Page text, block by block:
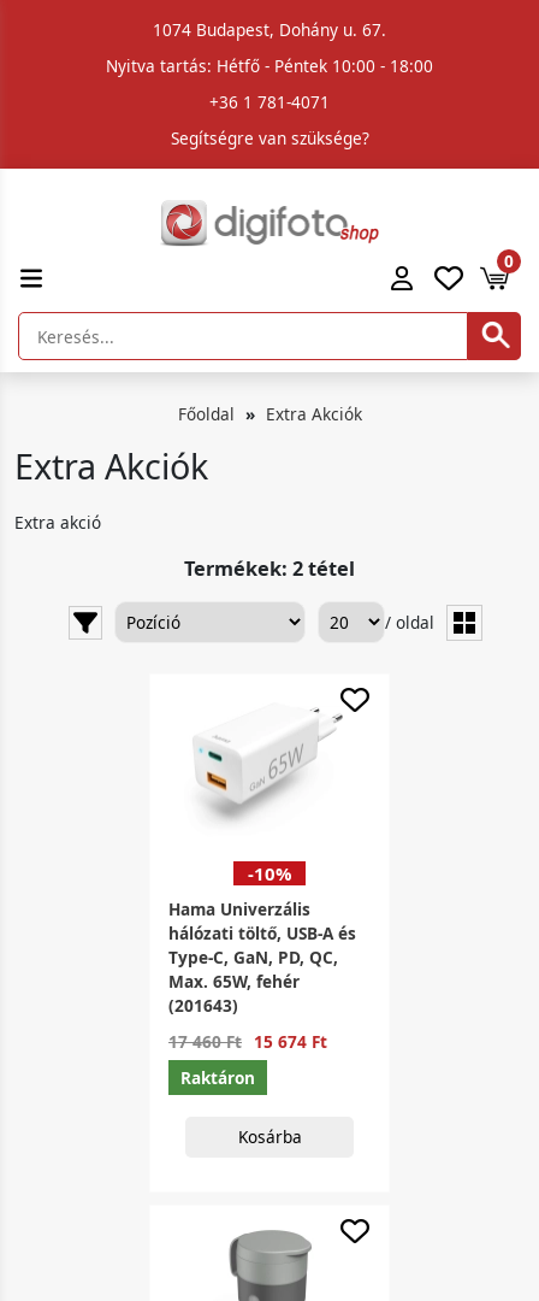
1074 Budapest, Dohány u. 67.
Nyitva tartás: Hétfő - Péntek 10:00 - 18:00
+36 1 781-4071
Segítségre van szüksége?
0
Főoldal Extra Akciók
Extra Akciók
Extra akció
Termékek: 2 tétel
/ oldal
-10%
Hama Univerzális
hálózati töltő, USB-A és
Type-C, GaN, PD, QC,
Max. 65W, fehér
(201643)
17 460 Ft 15 674 Ft
Raktáron
Kosárba